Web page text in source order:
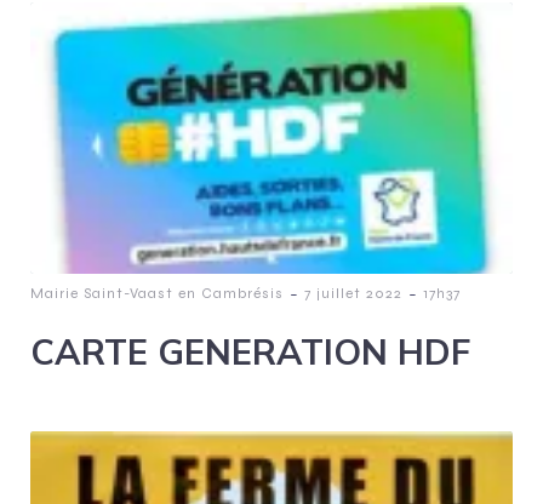
Mairie Saint-Vaast en Cambrésis - 7 juillet 2022 - 17h37
CARTE GENERATION HDF